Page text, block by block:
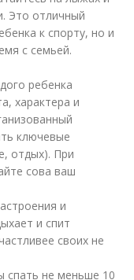
Это отличный
к спорту, но и
с семьей.
ребенка
характера и
ключевые
отдых). При
сова ваш
и
и спит
своих не
спать не меньше 10